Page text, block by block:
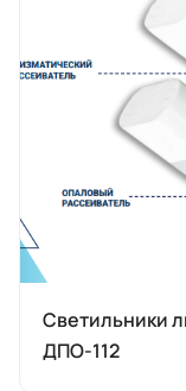
Светильники
ДПО-112